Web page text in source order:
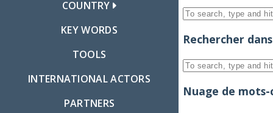
COUNTRY
KEY WORDS
TOOLS
INTERNATIONAL ACTORS
PARTNERS
Rechercher
Nuage de mots-